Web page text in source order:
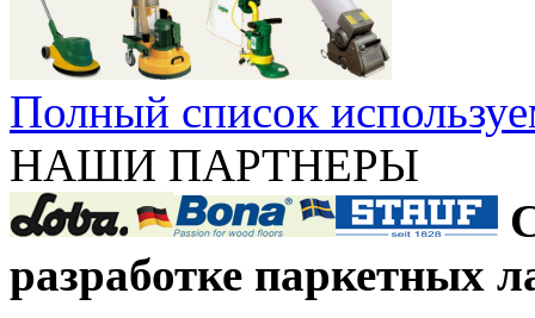
Полный список
НАШИ ПАРТНЕРЫ
разработке паркетных